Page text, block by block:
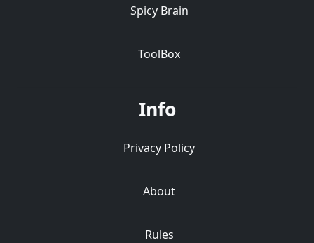
Spicy Brain
ToolBox
Info
Privacy Policy
About
Rules